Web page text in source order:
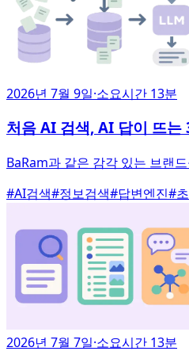
2026년 7월 9일·소요시간 13분
처음 AI 검색, AI 답이 뜨는
BaRam과 같은 감각 있는 브랜
#AI검색#정보검색#답변엔진#
2026년 7월 7일·소요시간 13분